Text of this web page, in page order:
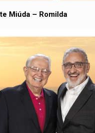
Miúda – Romilda